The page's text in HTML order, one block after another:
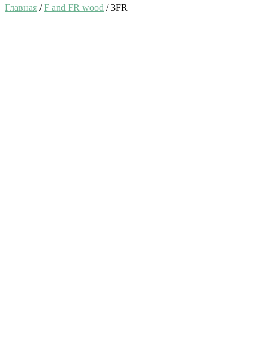
Главная /F and FR wood / 3FR